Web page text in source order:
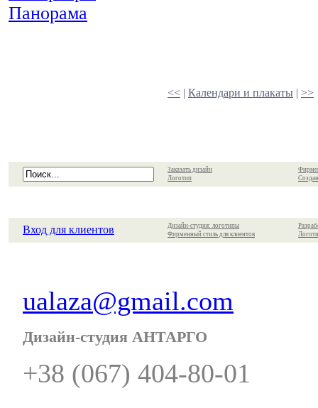
Панорама
<< | Календари и плакаты | >>
Заказать дизайн
Логотип
Вход для клиентов
Дизайн-студия: логотипы
Фирменный стиль для клиентов
ualaza@gmail.com
Дизайн-студия АНТАРГО
+38 (067) 404-80-01